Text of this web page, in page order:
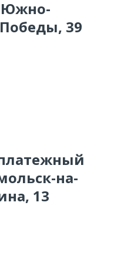
Южно-
39
на-
13